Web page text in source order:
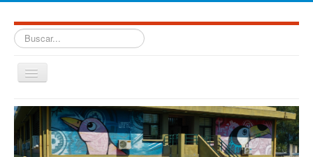
Buscar...
Cambiar
navegación
≡